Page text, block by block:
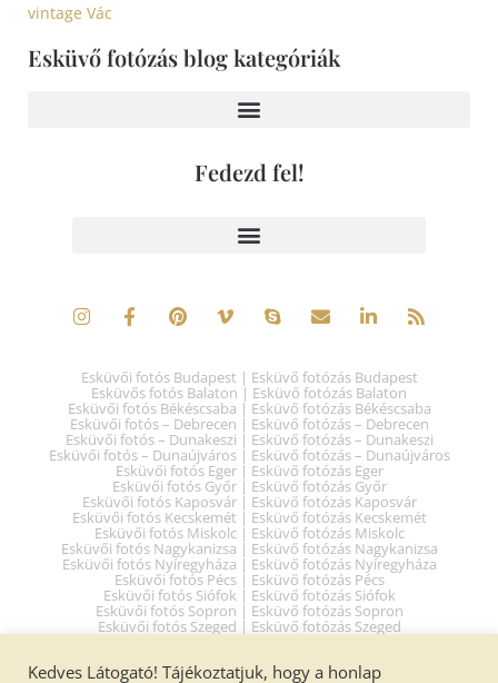
Fedezd fel!
Esküvő fotózás blog kategóriák
vintage Vác
Esküvői fotós Budapest | Esküvő fotózás Budapest
Esküvős fotós Balaton | Esküvő fotózás Balaton
Esküvői fotós Békéscsaba | Esküvő fotózás Békéscsaba
Esküvői fotós – Debrecen | Esküvő fotózás – Debrecen
Esküvői fotós – Dunakeszi | Esküvő fotózás – Dunakeszi
Esküvői fotós – Dunaújváros | Esküvő fotózás – Dunaújváros
Esküvői fotós Eger | Esküvő fotózás Eger
Esküvői fotós Győr | Esküvő fotózás Győr
Esküvői fotós Kaposvár | Esküvő fotózás Kaposvár
Esküvői fotós Kecskemét | Esküvő fotózás Kecskemét
Esküvői fotós Miskolc | Esküvő fotózás Miskolc
Esküvői fotós Nagykanizsa | Esküvő fotózás Nagykanizsa
Esküvői fotós Nyíregyháza | Esküvő fotózás Nyíregyháza
Esküvői fotós Pécs | Esküvő fotózás Pécs
Esküvői fotós Siófok | Esküvő fotózás Siófok
Esküvői fotós Sopron | Esküvő fotózás Sopron
Esküvői fotós Szeged | Esküvő fotózás Szeged
Esküvői fotós Szombathely | Esküvő fotózás Szombathely
Kedves Látogató! Tájékoztatjuk, hogy a honlap